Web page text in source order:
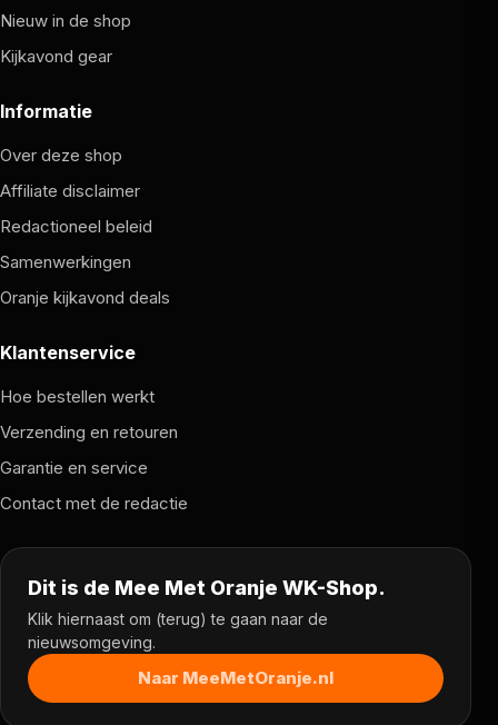
Nieuw in de shop
Kijkavond gear
Informatie
Over deze shop
Affiliate disclaimer
Redactioneel beleid
Samenwerkingen
Oranje kijkavond deals
Klantenservice
Hoe bestellen werkt
Verzending en retouren
Garantie en service
Contact met de redactie
Dit is de Mee Met Oranje WK-Shop.
Klik hiernaast om (terug) te gaan naar de
nieuwsomgeving.
Naar MeeMetOranje.nl